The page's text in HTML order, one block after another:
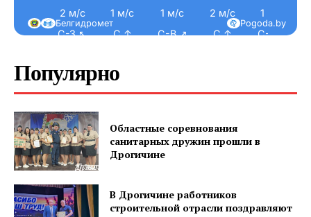
2 м/с
С-З ↖
1 м/с
С ↑
1 м/с
С-В ↗
2 м/с
С ↑
1 м/с
С-В ↗
Pogoda.by
Белгидромет
Популярно
Областные соревнования
санитарных дружин прошли в
Дрогичине
В Дрогичине работников
строительной отрасли поздравляют